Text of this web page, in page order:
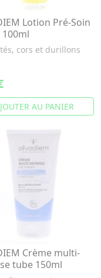
Lotion Pré-Soin
cors et durillons
AU PANIER
Crème multi-
tube 150ml